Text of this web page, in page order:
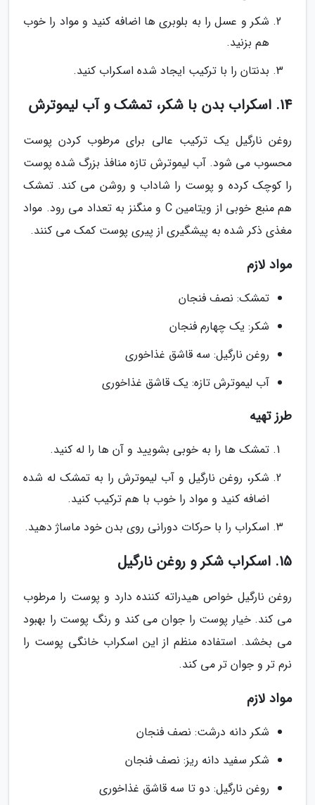
شکر و عسل را به بلوبری ها اضافه کنید و مواد را خوب
هم بزنید.
بدنتان را با ترکیب ایجاد شده اسکراب کنید.
14. اسکراب بدن با شکر، تمشک و آب لیموترش
روغن نارگیل یک ترکیب عالی برای مرطوب کردن پوست
محسوب می شود. آب لیموترش تازه منافذ بزرگ شده پوست
را کوچک کرده و پوست را شاداب و روشن می کند. تمشک
هم منبع خوبی از ویتامین C و منگنز به تعداد می رود. مواد
مغذی ذکر شده به پیشگیری از پیری پوست کمک می کنند.
مواد لازم
تمشک: نصف فنجان
شکر: یک چهارم فنجان
روغن نارگیل: سه قاشق غذاخوری
آب لیموترش تازه: یک قاشق غذاخوری
طرز تهیه
تمشک ها را به خوبی بشویید و آن ها را له کنید.
شکر، روغن نارگیل و آب لیموترش را به تمشک له شده
اضافه کنید و مواد را خوب با هم ترکیب کنید.
اسکراب را با حرکات دورانی روی بدن خود ماساژ دهید.
15. اسکراب شکر و روغن نارگیل
روغن نارگیل خواص هیدراته کننده دارد و پوست را مرطوب
می کند. خیار پوست را جوان می کند و رنگ پوست را بهبود
می بخشد. استفاده منظم از این اسکراب خانگی پوست را
نرم تر و جوان تر می کند.
مواد لازم
شکر دانه درشت: نصف فنجان
شکر سفید دانه ریز: نصف فنجان
روغن نارگیل: دو تا سه قاشق غذاخوری